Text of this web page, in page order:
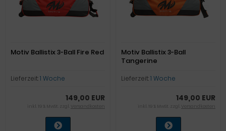
Motiv Ballistix 3-Ball Fire Red
Lieferzeit:1 Woche
149,00 EUR
inkl. 19 % MwSt. zzgl. Versandkosten
Motiv Ballistix 3-Ball
Tangerine
Lieferzeit:1 Woche
149,00 EUR
inkl. 19 % MwSt. zzgl. Versandkosten